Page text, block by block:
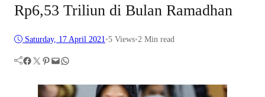
Rp6,53 Triliun di Bulan Ramadhan
Saturday, 17 April 2021•5 Views•2 Min read
Facebook Twitter Pinterest Mail WhatsApp